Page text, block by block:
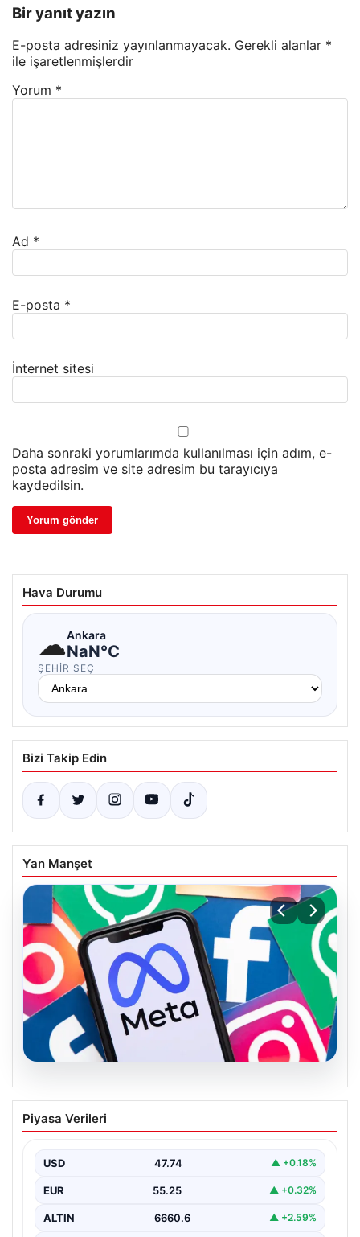
Bir yanıt yazın
E-posta adresiniz yayınlanmayacak. Gerekli alanlar *
ile işaretlenmişlerdir
Yorum *
Ad *
E-posta *
İnternet sitesi
Daha sonraki yorumlarımda kullanılması için adım, e-
posta adresim ve site adresim bu tarayıcıya
kaydedilsin.
Hava Durumu
☁Ankara
NaN°C
ŞEHIR SEÇ
Bizi Takip Edin
Yan Manşet
Meta’ya çocuk güvenliği davasında 567
milyon dolar ceza
Piyasa Verileri
USD 47.74 ▲ +0.18%
EUR 55.25 ▲ +0.32%
ALTIN 6660.6 ▲ +2.59%